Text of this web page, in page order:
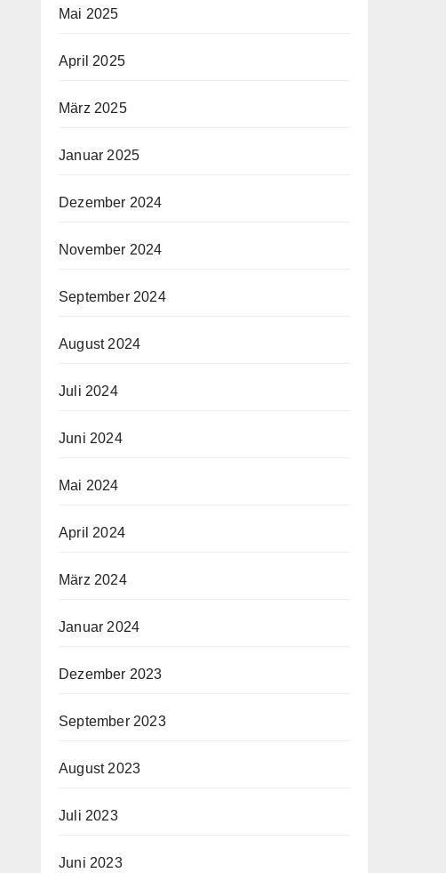
Mai 2025
April 2025
März 2025
Januar 2025
Dezember 2024
November 2024
September 2024
August 2024
Juli 2024
Juni 2024
Mai 2024
April 2024
März 2024
Januar 2024
Dezember 2023
September 2023
August 2023
Juli 2023
Juni 2023